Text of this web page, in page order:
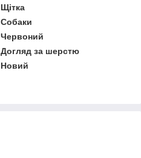
Щітка
Собаки
Червоний
Догляд за шерстю
Новий